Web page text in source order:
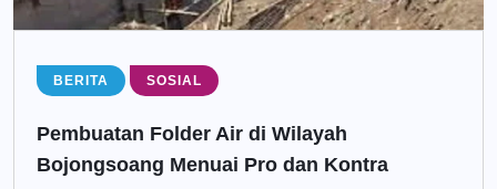
BERITA SOSIAL
Pembuatan Folder Air di Wilayah
Bojongsoang Menuai Pro dan Kontra